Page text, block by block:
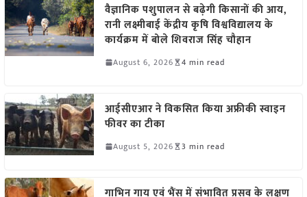
वैज्ञानिक पशुपालन से बढ़ेगी किसानों की आय,
रानी लक्ष्मीबाई केंद्रीय कृषि विश्वविद्यालय के
कार्यक्रम में बोले शिवराज सिंह चौहान
August 6, 2026 4 min read
आईसीएआर ने विकसित किया अफ्रीकी स्वाइन
फीवर का टीका
August 5, 2026 3 min read
गाभिन गाय एवं भैंस में संभावित प्रसव के लक्षण